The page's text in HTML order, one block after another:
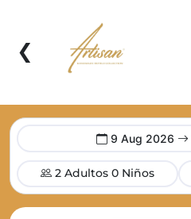
❮
9 Aug 2026
2 Adultos 0 Niños